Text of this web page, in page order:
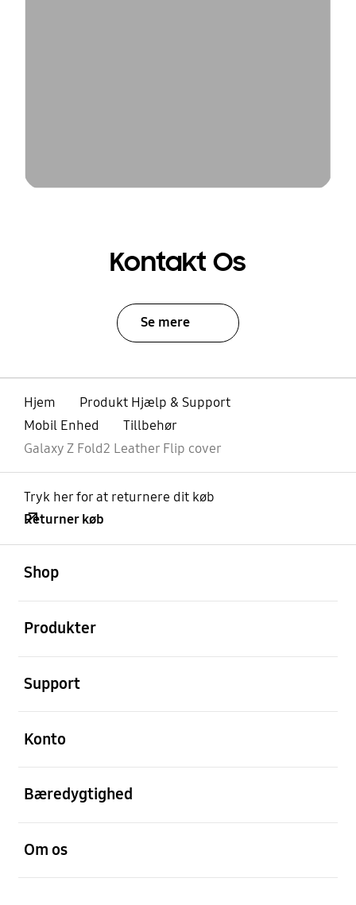
Kontakt Os
Se mere
Hjem
Produkt Hjælp & Support
Mobil Enhed
Tillbehør
Galaxy Z Fold2 Leather Flip cover
Tryk her for at returnere dit køb
Returner køb
Shop
Produkter
Support
Konto
Bæredygtighed
Om os